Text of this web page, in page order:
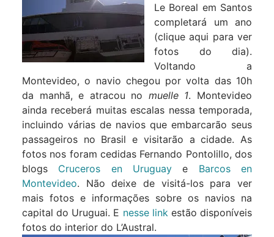
Le Boreal em Santos
completará um ano
(clique aqui para ver
fotos do dia).
Voltando a
Montevideo, o navio chegou por volta das 10h
da manhã, e atracou no muelle 1. Montevideo
ainda receberá muitas escalas nessa temporada,
incluindo várias de navios que embarcarão seus
passageiros no Brasil e visitarão a cidade. As
fotos nos foram cedidas Fernando Pontolillo, dos
blogs Cruceros en Uruguay e Barcos en
Montevideo. Não deixe de visitá-los para ver
mais fotos e informações sobre os navios na
capital do Uruguai. E nesse link estão disponíveis
fotos do interior do L’Austral.